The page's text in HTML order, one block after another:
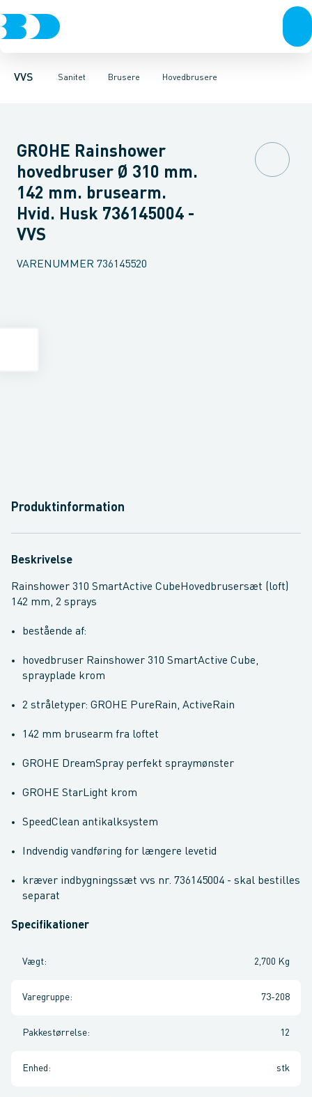
VVS Sanitet
Rør & fittingsPressfittings & rørKuglehaner & ventiler
Brusere
Toiletter, sæder og cisterner VaskeArmaturer
Hovedbrusere
HåndbrusereBruseslanger BrusesætBrusestænger
GROHE Rainshower
hovedbruser Ø 310 mm.
142 mm. brusearm.
Hvid. Husk 736145004 -
VVS
VARENUMMER 736145520
Produktinformation
Beskrivelse
Rainshower 310 SmartActive CubeHovedbrusersæt (loft)
142 mm, 2 sprays
bestående af:
hovedbruser Rainshower 310 SmartActive Cube,
sprayplade krom
2 stråletyper: GROHE PureRain, ActiveRain
142 mm brusearm fra loftet
GROHE DreamSpray perfekt spraymønster
GROHE StarLight krom
SpeedClean antikalksystem
Indvendig vandføring for længere levetid
kræver indbygningssæt vvs nr. 736145004 - skal bestilles
separat
Specifikationer
Vægt: 2,700 Kg
Varegruppe: 73-208
Pakkestørrelse: 12
Enhed : stk